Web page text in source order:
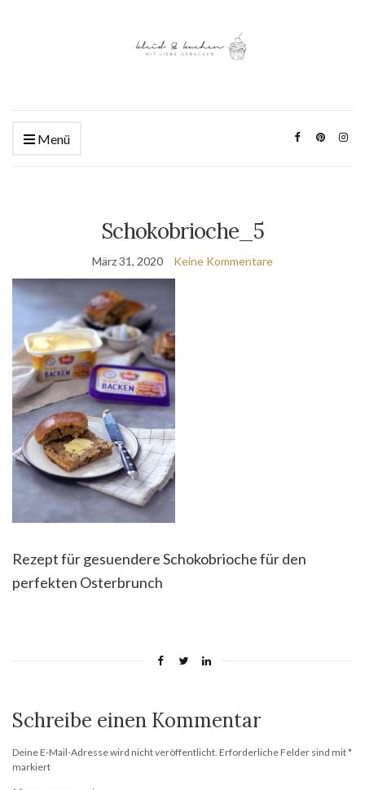
Menü
Schokobrioche_5
März 31, 2020 Keine Kommentare
Rezept für gesuendere Schokobrioche für den
perfekten Osterbrunch
Schreibe einen Kommentar
Deine E-Mail-Adresse wird nicht veröffentlicht. Erforderliche Felder sind mit*
markiert